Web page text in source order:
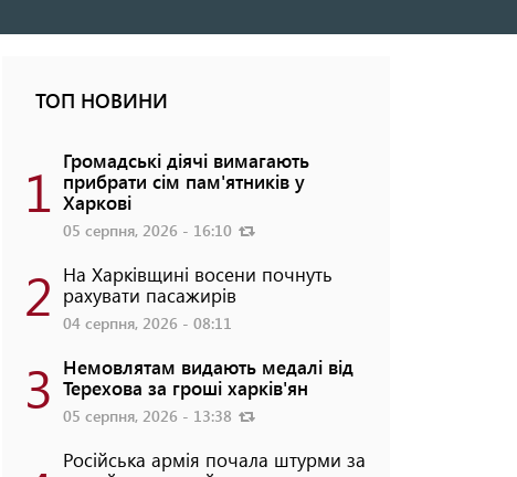
ТОП НОВИНИ
1 Громадські діячі вимагають
прибрати сім пам'ятників у
Харкові
05 серпня, 2026 - 16:10
2 На Харківщині восени почнуть
рахувати пасажирів
04 серпня, 2026 - 08:11
3 Немовлятам видають медалі від
Терехова за гроші харків'ян
05 серпня, 2026 - 13:38
Російська армія почала штурми за